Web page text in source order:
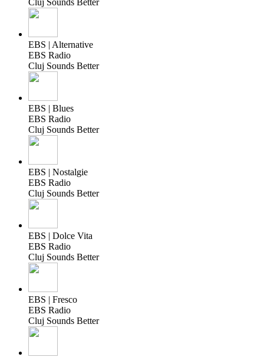
EBS | Alternative
EBS Radio
Cluj Sounds Better
EBS | Blues
EBS Radio
Cluj Sounds Better
EBS | Nostalgie
EBS Radio
Cluj Sounds Better
EBS | Dolce Vita
EBS Radio
Cluj Sounds Better
EBS | Fresco
EBS Radio
Cluj Sounds Better